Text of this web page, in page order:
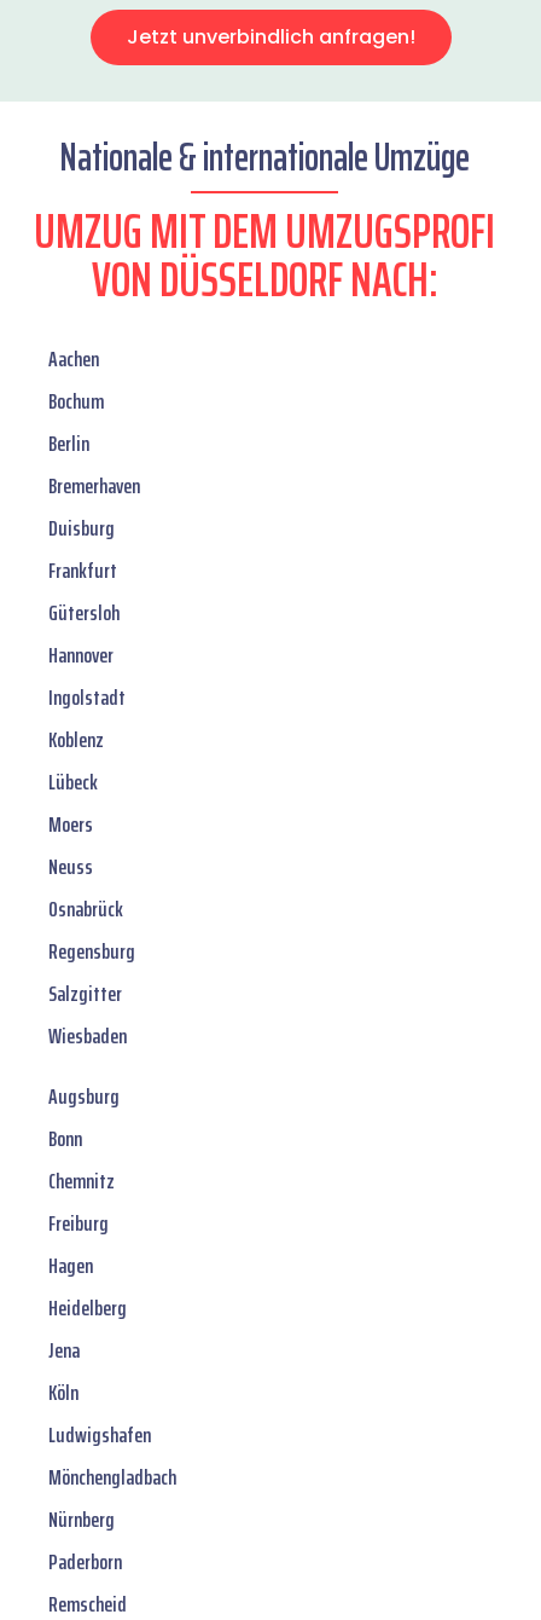
Jetzt unverbindlich anfragen!
Nationale & internationale Umzüge
UMZUG MIT DEM UMZUGSPROFI
VON DÜSSELDORF NACH:
Aachen
Bochum
Berlin
Bremerhaven
Duisburg
Frankfurt
Gütersloh
Hannover
Ingolstadt
Koblenz
Lübeck
Moers
Neuss
Osnabrück
Regensburg
Salzgitter
Wiesbaden
Augsburg
Bonn
Chemnitz
Freiburg
Hagen
Heidelberg
Jena
Köln
Ludwigshafen
Mönchengladbach
Nürnberg
Paderborn
Remscheid